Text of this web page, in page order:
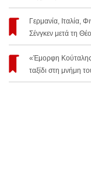
Γερμανία, Ιταλία,
Σένγκεν μετά τη
«Έμορφη
ταξίδι στη μνήμη